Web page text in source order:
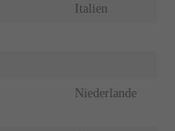
Italien
Niederlande